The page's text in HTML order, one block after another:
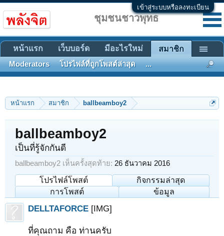
เข้าสู่ระบบหรือลงทะเบียน
หน้าแรก สมาชิก ballbeamboy2
ballbeamboy2
เป็นที่รู้จักกันดี
ballbeamboy2 เห็นครั้งสุดท้าย: 26 ธันวาคม 2016
โปรไฟล์โพสต์
กิจกรรมล่าสุด
การโพสต์
ข้อมูล
DELLTAFORCE [IMG]
ที่คุณถาม คือ ท่านครับ
ชุมชนชาวพุทธ
หน้าแรก เว็บบอร์ด มีอะไรใหม่ สมาชิก
Moderators โปรไฟล์ที่ถูกโพสต์ล่าสุด ...